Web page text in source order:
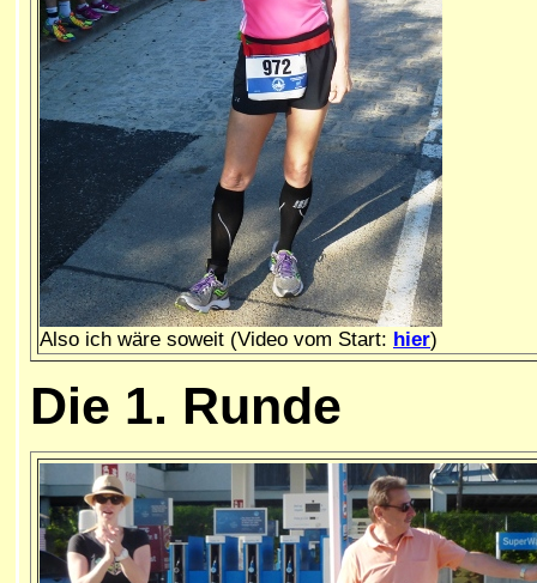
Also ich wäre soweit (Video vom Start: hier)
Die 1. Runde